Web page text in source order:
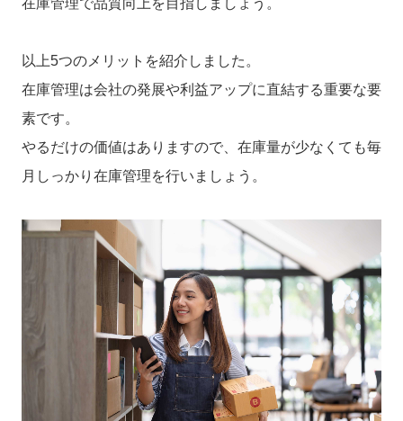
以上5つのメリットを紹介しました。
在庫管理は会社の発展や利益アップに直結する重要な要
素です。
やるだけの価値はありますので、在庫量が少なくても毎
月しっかり在庫管理を行いましょう。